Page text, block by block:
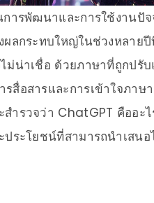
การพัฒนาและการใช้งานปั
ผลกระทบใหญ่ในช่วงหลาย
ม่น่าเชื่อ ด้วยภาษาที่ถูกปรั
สื่อสารและการเข้าใจภา
ำรวจว่า ChatGPT คืออะ
ประโยชน์ที่สามารถนำเสนอ